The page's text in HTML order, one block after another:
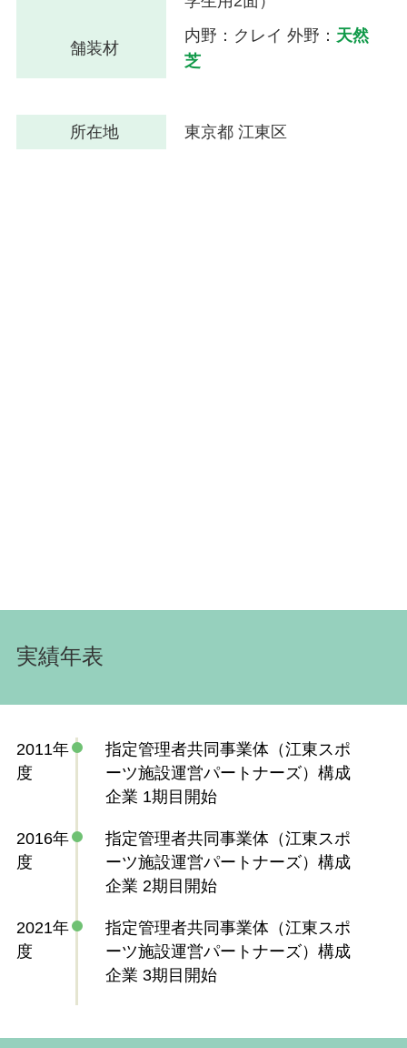
舗装材
内野：クレイ 外野： 天然
芝
所在地 東京都 江東区
実績年表
2011年
度
指定管理者共同事業体（江東スポ
ーツ施設運営パートナーズ）構成
企業 1期目開始
2016年
度
指定管理者共同事業体（江東スポ
ーツ施設運営パートナーズ）構成
企業 2期目開始
2021年
度
指定管理者共同事業体（江東スポ
ーツ施設運営パートナーズ）構成
企業 3期目開始